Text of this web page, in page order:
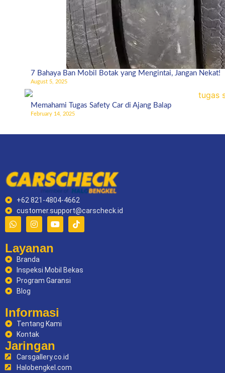
7 Bahaya Ban Mobil Botak yang Mengintai, Jangan Nekat!
August 5, 2025
Memahami Tugas Safety Car di Ajang Balap
February 14, 2025
+62 821-4804-4662
customer.support@carscheck.id
Layanan
Branda
Inspeksi Mobil Bekas
Program Garansi
Blog
Informasi
Tentang Kami
Kontak
Jaringan
Carsgallery.co.id
Halobengkel.com